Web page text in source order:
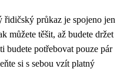
řidičský průkaz je spojeno jen
můžete těšit, až budete držet
budete potřebovat pouze pár
si s sebou vzít platný